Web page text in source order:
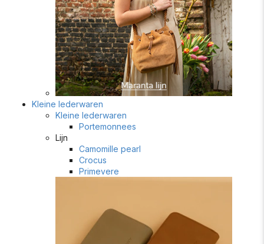
Kleine lederwaren
Kleine lederwaren
Portemonnees
Lijn
Camomille pearl
Crocus
Primevere